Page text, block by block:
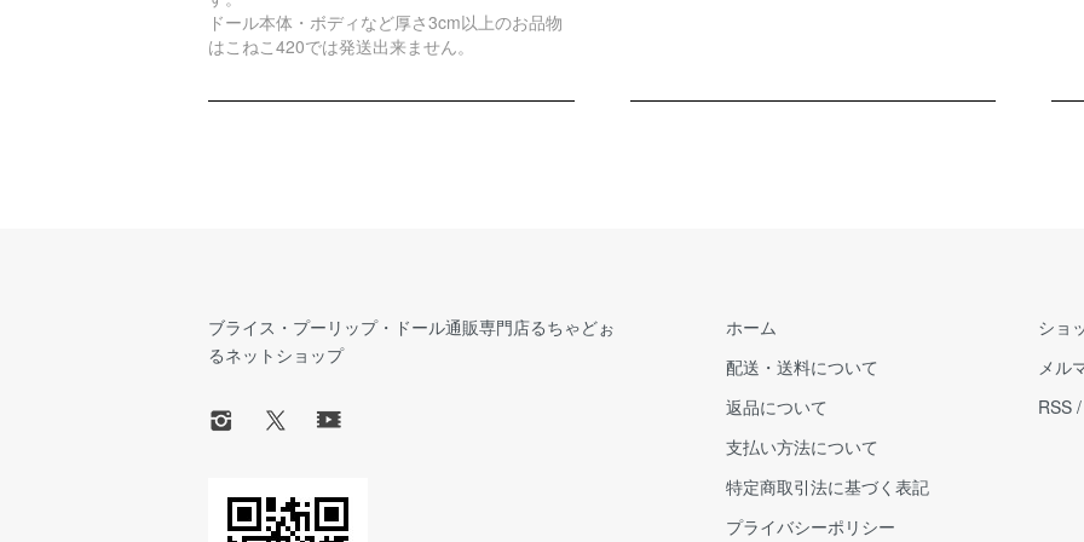
ドール本体・ボディなど厚さ3cm以上のお品物
はこねこ420では発送出来ません。
ブライス・プーリップ・ドール通販専門店るちゃどぉ
るネットショップ
ホーム
配送・送料について
返品について
支払い方法について
特定商取引法に基づく表記
プライバシーポリシー
ショ
メル
RSS /